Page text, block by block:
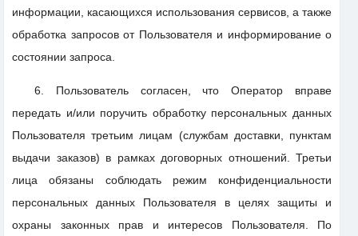
информации, касающихся использования сервисов, а также
обработка запросов от Пользователя и информирование о
состоянии запроса.
6. Пользователь согласен, что Оператор вправе
передать и/или поручить обработку персональных данных
Пользователя третьим лицам (службам доставки, пунктам
выдачи заказов) в рамках договорных отношений. Третьи
лица обязаны соблюдать режим конфиденциальности
персональных данных Пользователя в целях защиты и
охраны законных прав и интересов Пользователя. По